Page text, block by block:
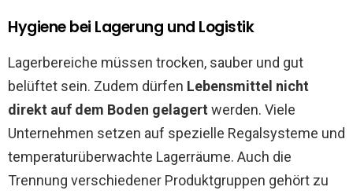
Hygiene bei Lagerung und Logistik
Lagerbereiche müssen trocken, sauber und gut
belüftet sein. Zudem dürfen Lebensmittel nicht
direkt auf dem Boden gelagert werden. Viele
Unternehmen setzen auf spezielle Regalsysteme und
temperaturüberwachte Lagerräume. Auch die
Trennung verschiedener Produktgruppen gehört zu